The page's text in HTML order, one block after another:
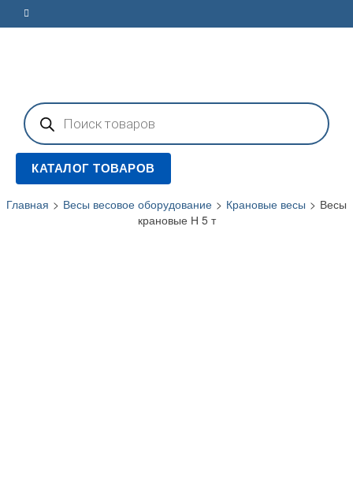
Поиск
товаров
КАТАЛОГ ТОВАРОВ
Главная > Весы весовое оборудование > Крановые весы > Весы
крановые Н 5 т